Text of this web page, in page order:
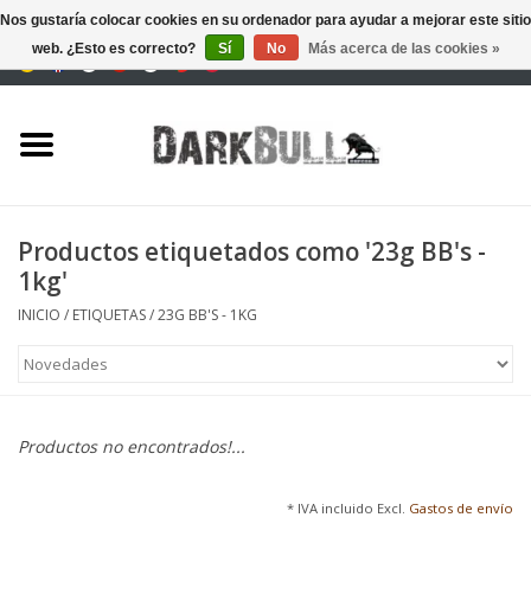
de tiro
equipo táctico
Productos etiquetados como '23g BB's -
1kg'
INICIO / ETIQUETAS/23G BB'S - 1KG
Productos no encontrados!...
* IVA incluido Excl. Gastos de envío
Nos gustaría colocar cookies en su ordenador para ayudar a mejorar este sitio
web. ¿Esto es correcto?
Sí No Más acerca de las cookies »